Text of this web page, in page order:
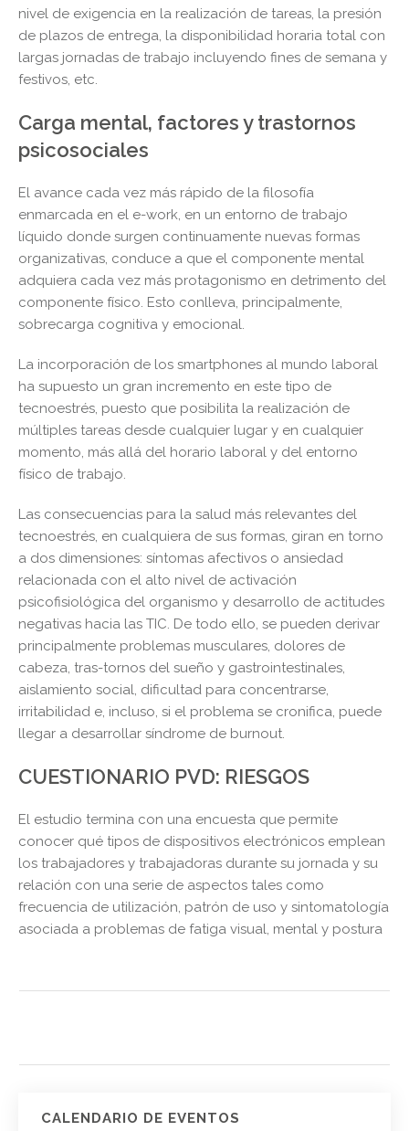
nivel de exigencia en la realización de tareas, la presión
de plazos de entrega, la disponibilidad horaria total con
largas jornadas de trabajo incluyendo fines de semana y
festivos, etc.
Carga mental, factores y trastornos
psicosociales
El avance cada vez más rápido de la filosofía
enmarcada en el e-work, en un entorno de trabajo
líquido donde surgen continuamente nuevas formas
organizativas, conduce a que el componente mental
adquiera cada vez más protagonismo en detrimento del
componente físico. Esto conlleva, principalmente,
sobrecarga cognitiva y emocional.
La incorporación de los smartphones al mundo laboral
ha supuesto un gran incremento en este tipo de
tecnoestrés, puesto que posibilita la realización de
múltiples tareas desde cualquier lugar y en cualquier
momento, más allá del horario laboral y del entorno
físico de trabajo.
Las consecuencias para la salud más relevantes del
tecnoestrés, en cualquiera de sus formas, giran en torno
a dos dimensiones: síntomas afectivos o ansiedad
relacionada con el alto nivel de activación
psicofisiológica del organismo y desarrollo de actitudes
negativas hacia las TIC. De todo ello, se pueden derivar
principalmente problemas musculares, dolores de
cabeza, tras-tornos del sueño y gastrointestinales,
aislamiento social, dificultad para concentrarse,
irritabilidad e, incluso, si el problema se cronifica, puede
llegar a desarrollar síndrome de burnout.
CUESTIONARIO PVD: RIESGOS
El estudio termina con una encuesta que permite
conocer qué tipos de dispositivos electrónicos emplean
los trabajadores y trabajadoras durante su jornada y su
relación con una serie de aspectos tales como
frecuencia de utilización, patrón de uso y sintomatología
asociada a problemas de fatiga visual, mental y postura
CALENDARIO DE EVENTOS